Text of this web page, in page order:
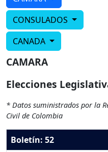
CONSULADOS
CANADA
CAMARA
Elecciones
* Datos suministrados por la
Civil de Colombia
Boletín: 52